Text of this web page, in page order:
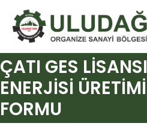
content
İçeriğe
atla
ÇATI GES
ENERJİSİ
FORMU